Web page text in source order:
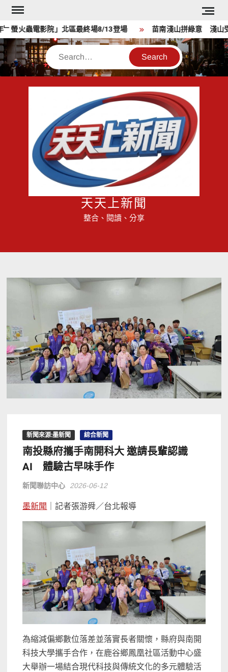
Skip
content蟲電影院」北區最終場8/13登場 苗南淺山拼綠意 淺山受脅
Search
天天上新聞
整合、閱讀、分享
新聞來源:墨新聞 綜合新聞
南投縣府攜手南開科大 邀請長輩認識
AI 體驗古早味手作
新聞聯訪中心 2026-06-12
墨新聞 ｜記者張游舜／台北報導
為縮減偏鄉數位落差並落實長者關懷，縣府與南開
科技大學攜手合作，在鹿谷鄉鳳凰社區活動中心盛
大舉辦一場結合現代科技與傳統文化的多元體驗活